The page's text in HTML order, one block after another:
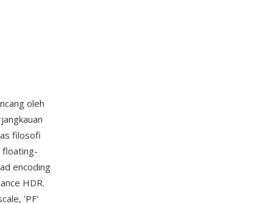
oleh
filosofi
floating-
encoding
HDR.
'PF'